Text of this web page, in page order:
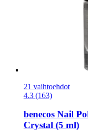
21 vaihtoehdot
4.3 (163)
benecos Nail
Crystal (5 ml)